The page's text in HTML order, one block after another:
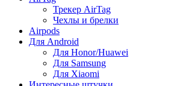
Трекер AirTag
Чехлы и брелки
Airpods
Для Android
Для Honor/Huawei
Для Samsung
Для Xiaomi